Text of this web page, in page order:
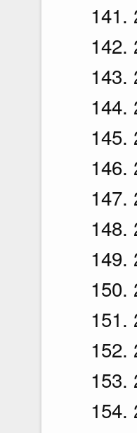
141.
142.
143.
144.
145.
146.
147.
148.
149.
150.
151.
152.
153.
154.